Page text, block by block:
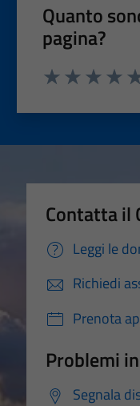
Quanto
pagina?
Contatta il
Leggi le
Richiedi
Prenota
Problemi
Segnala